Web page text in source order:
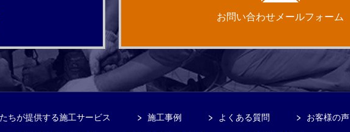
お問い合わせメールフォーム
ちが提供する施工サービス 施工事例 よくある質問 お客様の声